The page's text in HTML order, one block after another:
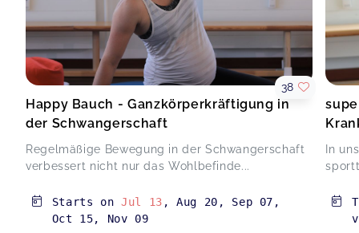
Happy Bauch - Ganzkörperkräftigung in
der Schwangerschaft
Regelmäßige Bewegung in der Schwangerschaft
verbessert nicht nur das Wohlbefinde...
38
Starts onJul 13 ,Aug 20 , Sep 07 ,
Oct 15, Nov 09
In